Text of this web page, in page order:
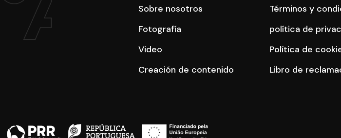
Sobre nosotros
Fotografía
Video
Creación de contenido
Términos y
política de
Política de
Libro de